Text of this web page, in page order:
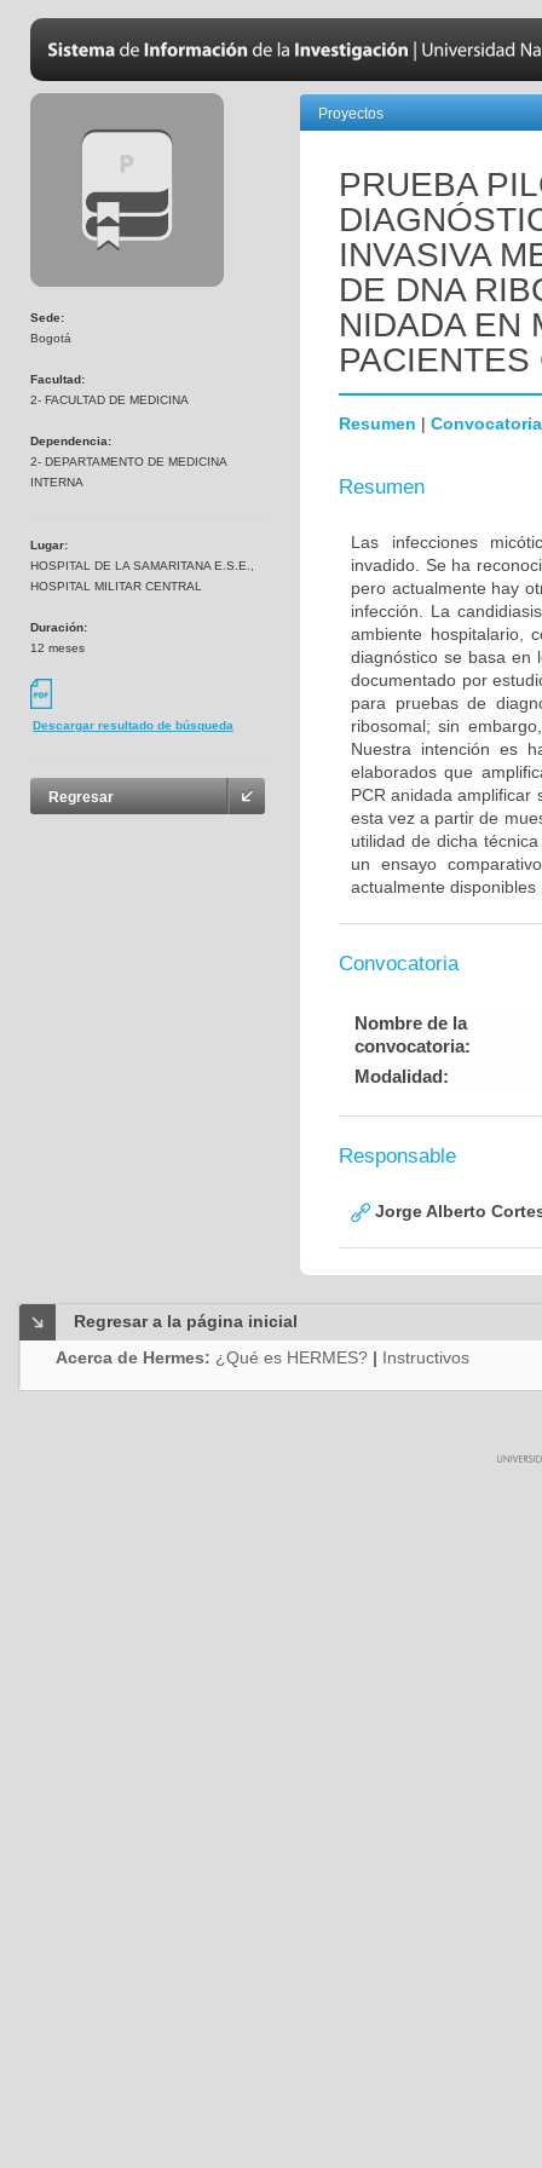
Sede:
Bogotá
Facultad:
2- FACULTAD DE MEDICINA
Dependencia:
2- DEPARTAMENTO DE MEDICINA
INTERNA
Lugar:
HOSPITAL DE LA SAMARITANA E.S.E.,
HOSPITAL MILITAR CENTRAL
Duración:
12 meses
Descargar resultado de búsqueda
Regresar
Proyectos
PRUEBA
INVASIVA
DE DNA
NIDADA EN
Resumen | Convocatoria
Resumen
Las infecciones
invadido. Se ha
pero actualmente hay
infección. La
ambiente hospitalario,
diagnóstico se basa en
documentado por
para pruebas de
ribosomal; sin
Nuestra intención es
elaborados que
PCR anidada amplificar
esta vez a partir de
utilidad de dicha
un ensayo
actualmente
Convocatoria
Nombre de la
convocatoria:
Modalidad:
Responsable
Jorge Alberto
Regresar a la página inicial
Acerca de Hermes: ¿Qué es HERMES? | Instructivos